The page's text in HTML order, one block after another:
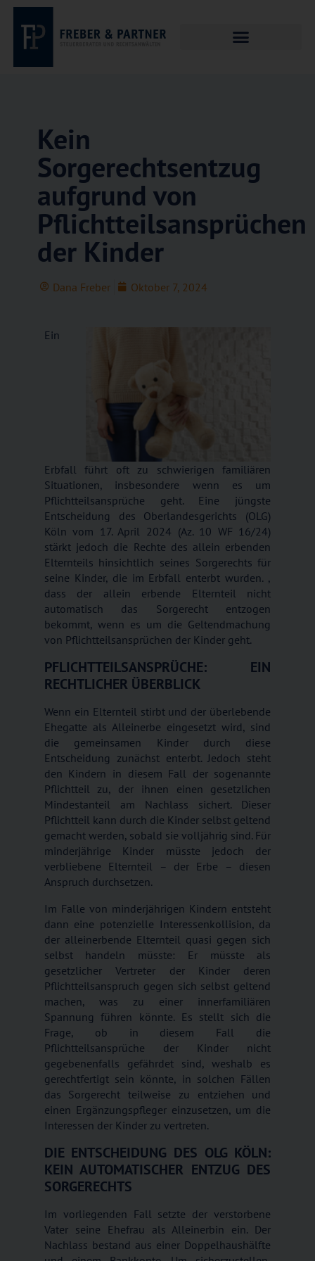
Kein
Sorgerechtsentzug
aufgrund von
Pflichtteilsansprüchen
der Kinder
Dana Freber Oktober 7, 2024
Ein
Erbfall führt oft zu schwierigen familiären
Situationen, insbesondere wenn es um
Pflichtteilsansprüche geht. Eine jüngste
Entscheidung des Oberlandesgerichts (OLG)
Köln vom 17. April 2024 (Az. 10 WF 16/24)
stärkt jedoch die Rechte des allein erbenden
Elternteils hinsichtlich seines Sorgerechts für
seine Kinder, die im Erbfall enterbt wurden. ,
dass der allein erbende Elternteil nicht
automatisch das Sorgerecht entzogen
bekommt, wenn es um die Geltendmachung
von Pflichtteilsansprüchen der Kinder geht.
PFLICHTTEILSANSPRÜCHE: EIN
RECHTLICHER ÜBERBLICK
Wenn ein Elternteil stirbt und der überlebende
Ehegatte als Alleinerbe eingesetzt wird, sind
die gemeinsamen Kinder durch diese
Entscheidung zunächst enterbt. Jedoch steht
den Kindern in diesem Fall der sogenannte
Pflichtteil zu, der ihnen einen gesetzlichen
Mindestanteil am Nachlass sichert. Dieser
Pflichtteil kann durch die Kinder selbst geltend
gemacht werden, sobald sie volljährig sind. Für
minderjährige Kinder müsste jedoch der
verbliebene Elternteil – der Erbe – diesen
Anspruch durchsetzen.
Im Falle von minderjährigen Kindern entsteht
dann eine potenzielle Interessenkollision, da
der alleinerbende Elternteil quasi gegen sich
selbst handeln müsste: Er müsste als
gesetzlicher Vertreter der Kinder deren
Pflichtteilsanspruch gegen sich selbst geltend
machen, was zu einer innerfamiliären
Spannung führen könnte. Es stellt sich die
Frage, ob in diesem Fall die
Pflichtteilsansprüche der Kinder nicht
gegebenenfalls gefährdet sind, weshalb es
gerechtfertigt sein könnte, in solchen Fällen
das Sorgerecht teilweise zu entziehen und
einen Ergänzungspfleger einzusetzen, um die
Interessen der Kinder zu vertreten.
DIE ENTSCHEIDUNG DES OLG KÖLN:
KEIN AUTOMATISCHER ENTZUG DES
SORGERECHTS
Im vorliegenden Fall setzte der verstorbene
Vater seine Ehefrau als Alleinerbin ein. Der
Nachlass bestand aus einer Doppelhaushälfte